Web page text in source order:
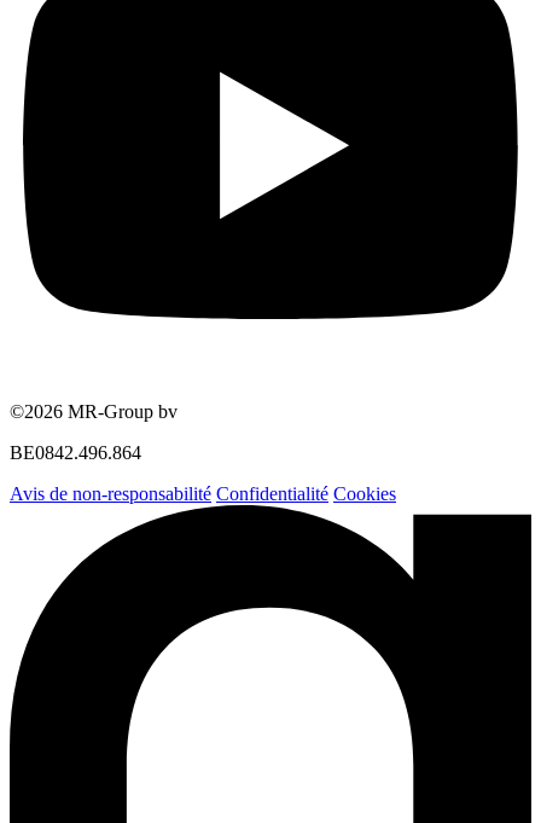
©2026 MR-Group bv
BE0842.496.864
Avis de non-responsabilité Confidentialité Cookies